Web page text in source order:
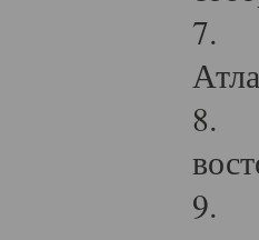
7.
8.
9.